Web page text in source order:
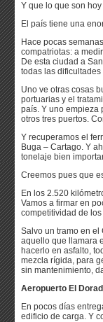
Y que lo que son
El país tiene una
Hace pocas
compatriotas: a
De esta ciudad a
todas las
Uno ve otras cosas
portuarias y el
país. Y uno empieza
otros tres puertos.
Y recuperamos el
Buga – Cartago. Y
tonelaje bien
Creemos pues que
En los 2.520
Vamos a firmar en
competitividad de
Salvo un tramo en el
aquello que llamara
hacerlo en asfalto,
mezcla rígida, para
sin mantenimiento,
Aeropuerto El
En pocos días
edificio de carga. Y